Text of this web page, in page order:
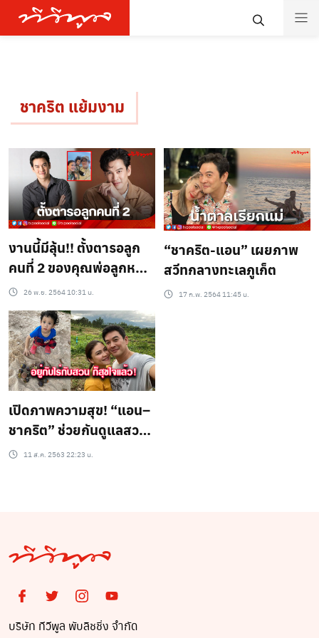
ชาคริต แย้มงาม
งานนี้มีลุ้น!! ตั้งตารอลูก
คนที่ 2 ของคุณพ่อลูกหนึ่ง
“ชาคริต แย้มนาม”
26 พ.ย. 2564 10:31 น.
“ชาคริต-แอน” เผยภาพ
สวีทกลางทะเลภูเก็ต
17 ก.พ. 2564 11:45 น.
เปิดภาพความสุข! “แอน–
ชาคริต” ช่วยกันดูแลสวน
ผลไม้11 ส.ค. 2563 22:23 น.
บริษัท ทีวีพูล พับลิชชิ่ง จำกัด